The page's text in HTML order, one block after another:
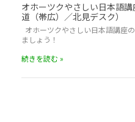
オホーツクやさしい日本語
道（帯広）／北見デスク）
オホーツクやさしい日本語講座
ましょう！
続きを読む »